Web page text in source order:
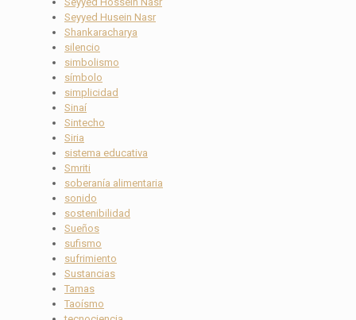
Seyyed Husein Nasr
Shankaracharya
silencio
simbolismo
símbolo
simplicidad
Sinaí
Sintecho
Siria
sistema educativa
Smriti
soberanía alimentaria
sonido
sostenibilidad
Sueños
sufismo
sufrimiento
Sustancias
Tamas
Taoísmo